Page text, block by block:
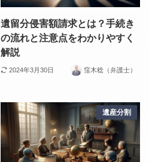
遺留分侵害額請求とは？手続き
の流れと注意点をわかりやすく
解説
2024年3月30日 窪木稔（弁護士）
遺産分割